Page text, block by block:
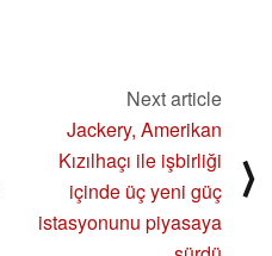
Next article
Jackery, Amerikan
Kızılhaçı ile işbirliği
içinde üç yeni güç
istasyonunu piyasaya
⟩